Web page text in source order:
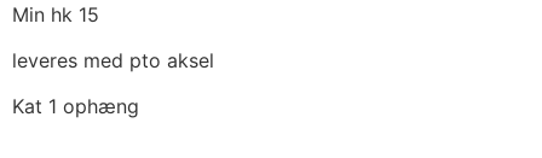
Min hk 15
leveres med pto aksel
Kat 1 ophæng